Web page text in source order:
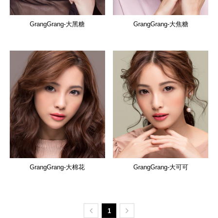
GrangGrang-大黑糖 GrangGrang-大焦糖
GrangGrang-大棉花 GrangGrang-大可可
1